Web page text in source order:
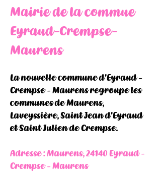
Mairie de la commue
Eyraud-Crempse-
Maurens
La nouvelle commune d'Eyraud -
Crempse - Maurens regroupe les
communes de Maurens,
Laveyssière, Saint Jean d'Eyraud
et Saint Julien de Crempse.
Adresse : Maurens, 24140 Eyraud -
Crempse - Maurens